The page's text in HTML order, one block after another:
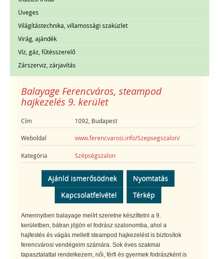
Üveges
Világítástechnika, villamossági szaküzlet
Virág, ajándék
Víz, gáz, fűtésszerelő
Zárszerviz, zárjavítás
Balayage Ferencváros, steampod
hajkezelés 9. kerület
Cím 1092, Budapest
Weboldal www.ferencvarosi.info/Szepsegszalon/
Kategória Szépségszalon
Ajánld ismerősödnek
Nyomtatás
Kapcsolatfelvétel
Térkép
Amennyiben balayage melírt szeretne készíttetni a 9.
kerületben, bátran jöjjön el fodrász szalonomba, ahol a
hajfestés és vágás mellett steampod hajkezelést is biztosítok
ferencvárosi vendégeim számára. Sok éves szakmai
tapasztalattal rendelkezem, női, férfi és gyermek fodrászként is